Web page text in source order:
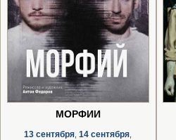
МОРФИЙ
13 сентября 14 сентября